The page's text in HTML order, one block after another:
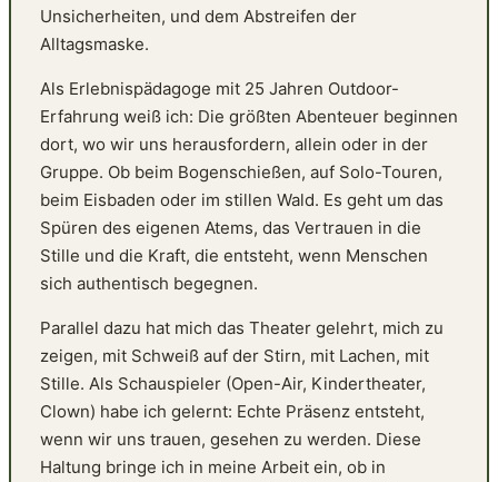
Unsicherheiten, und dem Abstreifen der
Alltagsmaske.
Als Erlebnispädagoge mit 25 Jahren Outdoor-
Erfahrung weiß ich: Die größten Abenteuer beginnen
dort, wo wir uns herausfordern, allein oder in der
Gruppe. Ob beim Bogenschießen, auf Solo-Touren,
beim Eisbaden oder im stillen Wald. Es geht um das
Spüren des eigenen Atems, das Vertrauen in die
Stille und die Kraft, die entsteht, wenn Menschen
sich authentisch begegnen.
Parallel dazu hat mich das Theater gelehrt, mich zu
zeigen, mit Schweiß auf der Stirn, mit Lachen, mit
Stille. Als Schauspieler (Open-Air, Kindertheater,
Clown) habe ich gelernt: Echte Präsenz entsteht,
wenn wir uns trauen, gesehen zu werden. Diese
Haltung bringe ich in meine Arbeit ein, ob in